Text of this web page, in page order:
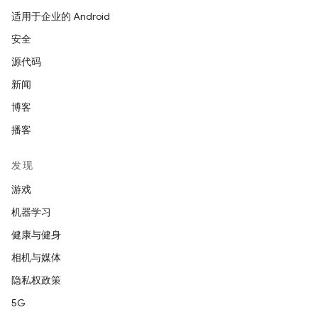
适用于企业的 Android
安全
源代码
新闻
博客
播客
发现
游戏
机器学习
健康与健身
相机与媒体
隐私权政策
5G